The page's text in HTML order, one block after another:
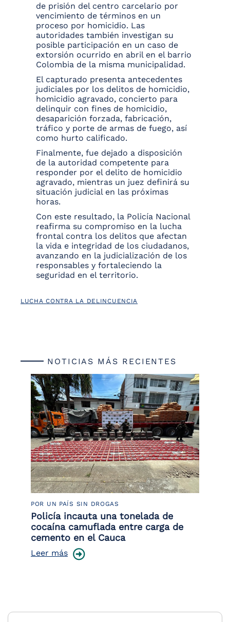
de prisión del centro carcelario por
vencimiento de términos en un
proceso por homicidio. Las
autoridades también investigan su
posible participación en un caso de
extorsión ocurrido en abril en el barrio
Colombia de la misma municipalidad.
El capturado presenta antecedentes
judiciales por los delitos de homicidio,
homicidio agravado, concierto para
delinquir con fines de homicidio,
desaparición forzada, fabricación,
tráfico y porte de armas de fuego, así
como hurto calificado.
Finalmente, fue dejado a disposición
de la autoridad competente para
responder por el delito de homicidio
agravado, mientras un juez definirá su
situación judicial en las próximas
horas.
Con este resultado, la Policía Nacional
reafirma su compromiso en la lucha
frontal contra los delitos que afectan
la vida e integridad de los ciudadanos,
avanzando en la judicialización de los
responsables y fortaleciendo la
seguridad en el territorio.
LUCHA CONTRA LA DELINCUENCIA
NOTICIAS MÁS RECIENTES
POR UN PAÍS SIN DROGAS
Policía incauta una tonelada de
cocaína camuflada entre carga de
cemento en el Cauca
Leer más